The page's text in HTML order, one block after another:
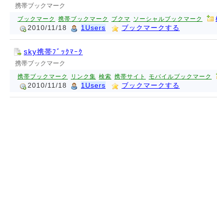
携帯ブックマーク
ブックマーク 携帯ブックマーク ブクマ ソーシャルブックマーク
2010/11/18 1Users ブックマークする
sky携帯ﾌﾞｯｸﾏｰｸ
携帯ブックマーク
携帯ブックマーク リンク集 検索 携帯サイト モバイルブックマーク
2010/11/18 1Users ブックマークする